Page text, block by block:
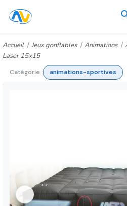
Accueil Jeux gonflables Animations
Laser 15x15
Catégorie : animations-sportives